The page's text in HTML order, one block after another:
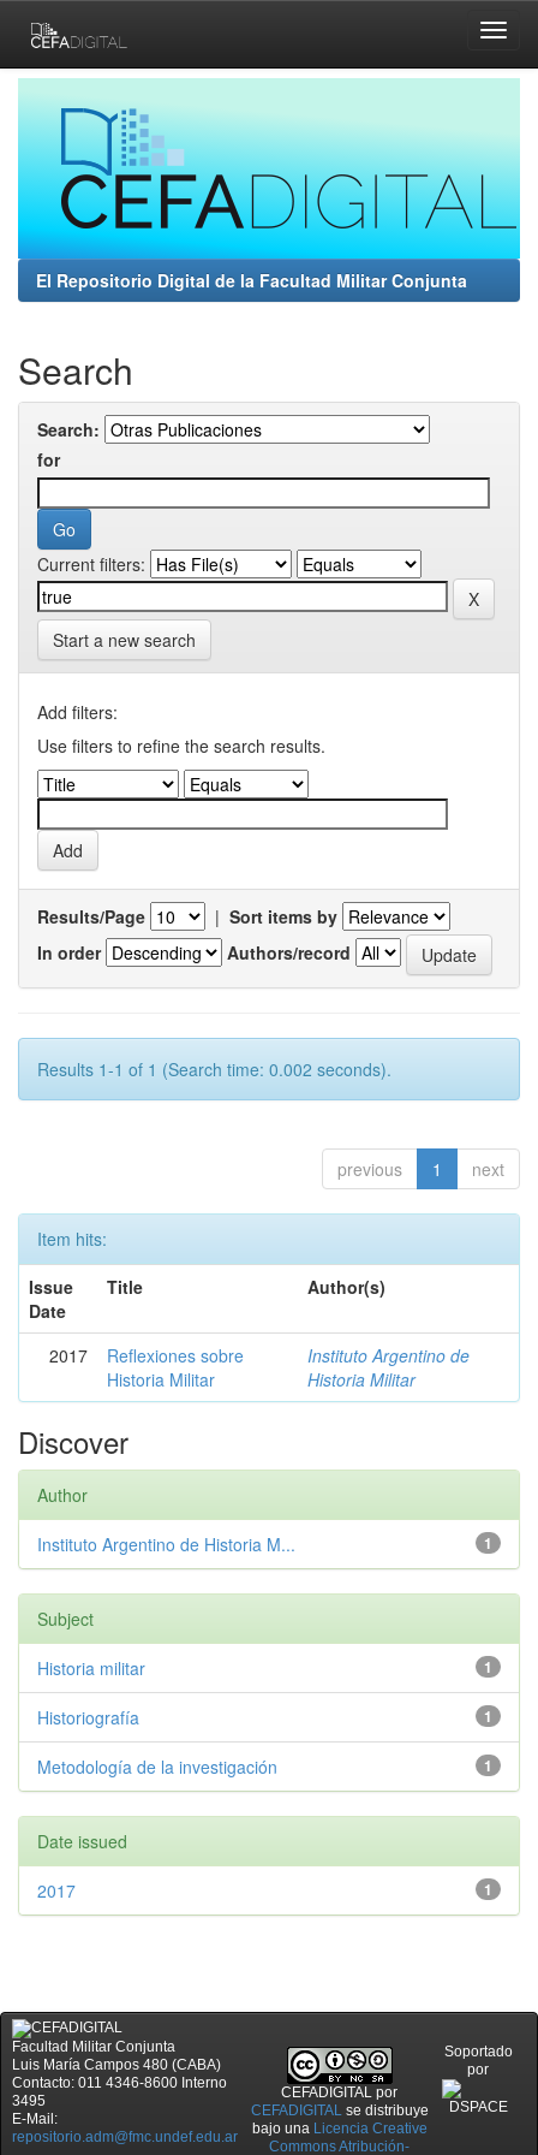
navigation
El Repositorio Digital de la Facultad Militar Conjunta
Search
Search:
for
Current filters:
Start a new search
Add filters:
Use filters to refine the search results.
Results/Page | Sort items by
In order
Authors/record
Results 1-1 of 1 (Search time: 0.002 seconds).
previous 1 next
Item hits:
Issue
Date
Title Author(s)
2017
Reflexiones sobre
Historia Militar
Instituto Argentino de
Historia Militar
Discover
Author
1
Instituto Argentino de Historia M...
Subject
1
Historia militar
1
Historiografía
1
Metodología de la investigación
Date issued
1
2017
Facultad Militar Conjunta
Luis María Campos 480 (CABA)
Contacto: 011 4346-8600 Interno
3495
E-Mail:
repositorio.adm@fmc.undef.edu.ar
CEFADIGITAL por
CEFADIGITALse distribuye
bajo una Licencia Creative
Commons Atribución-
Soportado
por